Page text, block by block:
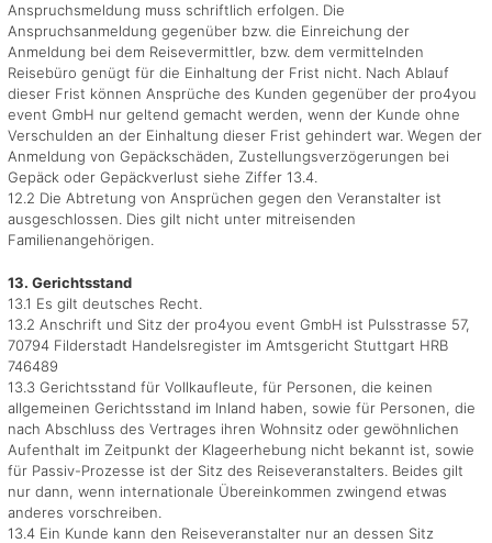
Anspruchsmeldung muss schriftlich erfolgen. Die
Anspruchsanmeldung gegenüber bzw. die Einreichung der
Anmeldung bei dem Reisevermittler, bzw. dem vermittelnden
Reisebüro genügt für die Einhaltung der Frist nicht. Nach Ablauf
dieser Frist können Ansprüche des Kunden gegenüber der pro4you
event GmbH nur geltend gemacht werden, wenn der Kunde ohne
Verschulden an der Einhaltung dieser Frist gehindert war. Wegen der
Anmeldung von Gepäckschäden, Zustellungsverzögerungen bei
Gepäck oder Gepäckverlust siehe Ziffer 13.4.
12.2 Die Abtretung von Ansprüchen gegen den Veranstalter ist
ausgeschlossen. Dies gilt nicht unter mitreisenden
Familienangehörigen.
13. Gerichtsstand
13.1 Es gilt deutsches Recht.
13.2 Anschrift und Sitz der pro4you event GmbH ist Pulsstrasse 57,
70794 Filderstadt Handelsregister im Amtsgericht Stuttgart HRB
746489
13.3 Gerichtsstand für Vollkaufleute, für Personen, die keinen
allgemeinen Gerichtsstand im Inland haben, sowie für Personen, die
nach Abschluss des Vertrages ihren Wohnsitz oder gewöhnlichen
Aufenthalt im Zeitpunkt der Klageerhebung nicht bekannt ist, sowie
für Passiv-Prozesse ist der Sitz des Reiseveranstalters. Beides gilt
nur dann, wenn internationale Übereinkommen zwingend etwas
anderes vorschreiben.
13.4 Ein Kunde kann den Reiseveranstalter nur an dessen Sitz